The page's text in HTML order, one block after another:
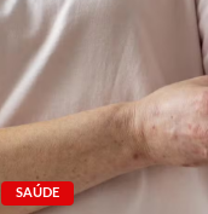
SAÚDE